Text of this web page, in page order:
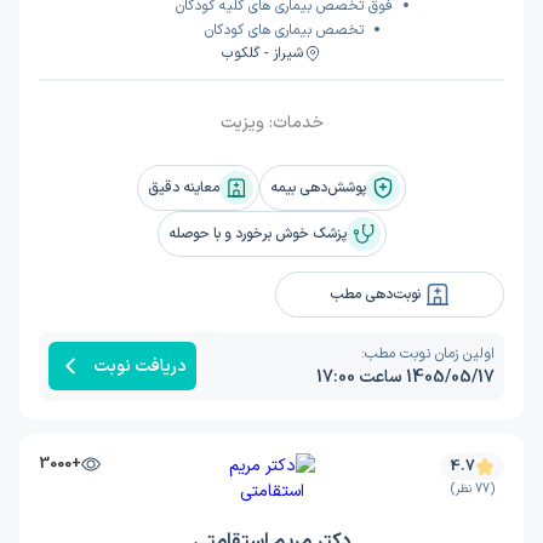
فوق تخصص بیماری های کلیه کودکان
تخصص بیماری های کودکان
شیراز - گلکوب
خدمات:ویزیت
پوشش‌دهی بیمه معاینه دقیق
پزشک خوش برخورد و با حوصله
نوبت‌دهی مطب
اولین زمان نوبت مطب:
1405/05/17 ساعت 17:00 دریافت نوبت
+3000 4.7
(77 نظر)